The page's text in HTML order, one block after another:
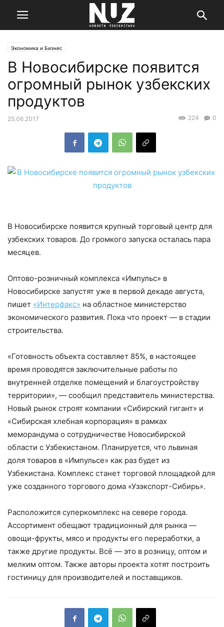
Экономика и Бизнес
В Новосибирске появится
огромный рынок узбекских
продуктов
25.06.2017 0
224
В Новосибирске появится крупный торговый центр для
узбекских товаров. До громкого запуска осталась пара
месяцев.
Оптово-розничный комплекса «Импульс» в
Новосибирске запустят уже в первой декаде августа,
пишет «Интерфакс» на областное министерство
экономического развития. Пока что проект — в стадии
строительства.
«Готовность объекта составляет 85%, в настоящее
время проводятся заключительные работы по
внутренней отделке помещений и благоустройству
территории», — сообщил представитель министерства.
Новый рынок строят компании «Сибирский гигант» и
«Сибирская хлебная корпорация» в рамках
меморандума о сотрудничестве Новосибирской
области с Узбекистаном. Планируется, что львиная
доля товаров в «Импульсе» как раз будет из
Узбекистана. Комплекс станет торговой площадкой для
уже созданного торгового дома «Узэкспорт-Сибирь».
Расположится суперкомплекс на севере города.
Ассортимент обещают традиционный для рынка —
овощи-фрукты, мясо и продукты его переработки, а
также другие продукты. Всё — это в розницу, оптом и
мелким оптом. Также авторы проекта хотят построить
гостиницу для производителей и поставщиков.